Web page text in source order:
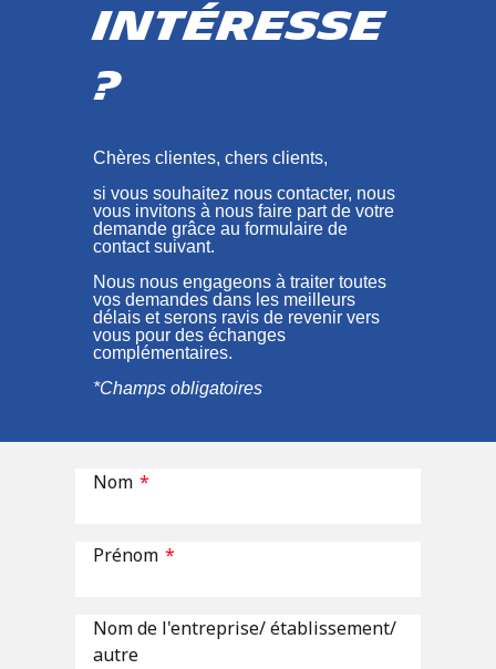
intéresse
?
Chères clientes, chers clients,
si vous souhaitez nous contacter, nous
vous invitons à nous faire part de votre
demande grâce au formulaire de
contact suivant.
Nous nous engageons à traiter toutes
vos demandes dans les meilleurs
délais et serons ravis de revenir vers
vous pour des échanges
complémentaires.
*Champs obligatoires
Nom *
Prénom *
Nom de l'entreprise/ établissement/
autre